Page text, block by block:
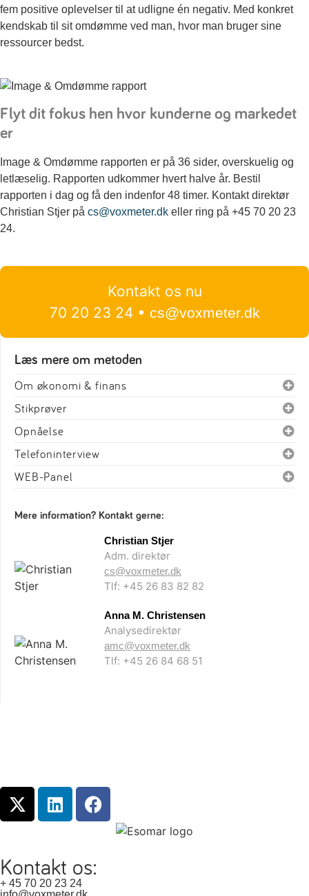
fem positive oplevelser til at udligne én negativ. Med konkret
kendskab til sit omdømme ved man, hvor man bruger sine
ressourcer bedst.
Flyt dit fokus hen hvor kunderne og markedet
er
Image & Omdømme rapporten er på 36 sider, overskuelig og
letlæselig. Rapporten udkommer hvert halve år. Bestil
rapporten i dag og få den indenfor 48 timer. Kontakt direktør
Christian Stjer på cs@voxmeter.dk eller ring på +45 70 20 23
24.
Kontakt os nu
70 20 23 24 • cs@voxmeter.dk
Læs mere om metoden
Om økonomi & finans
Stikprøver
Opnåelse
Telefoninterview
WEB-Panel
Mere information? Kontakt gerne:
Christian Stjer
Adm. direktør
cs@voxmeter.dk
Tlf: +45 26 83 82 82
Anna M. Christensen
Analysedirektør
amc@voxmeter.dk
Tlf: +45 26 84 68 51
Kontakt os:
+ 45 70 20 23 24